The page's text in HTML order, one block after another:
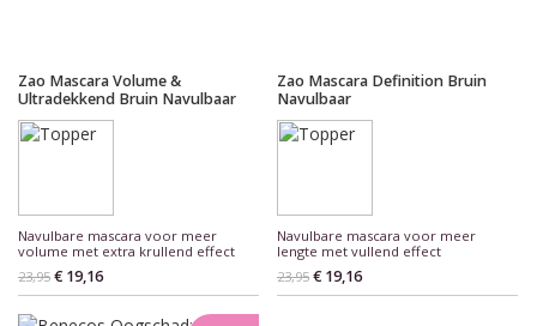
Zao Mascara Volume &
Ultradekkend Bruin Navulbaar
Navulbare mascara voor meer
volume met extra krullend effect
23,95 € 19,16
Zao Mascara Definition Bruin
Navulbaar
Navulbare mascara voor meer
lengte met vullend effect
23,95 € 19,16